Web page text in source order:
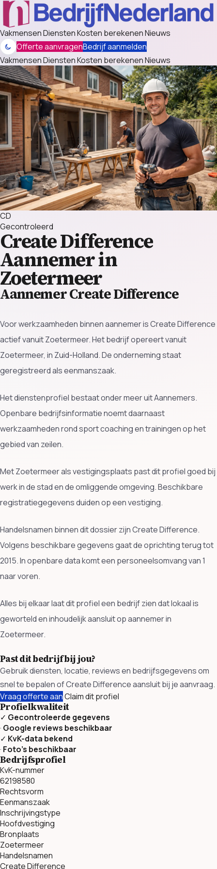
VakmensenDienstenKosten berekenenNieuws
Offerte aanvragenBedrijf aanmelden
VakmensenDienstenKosten berekenenNieuws
CD
Gecontroleerd
Create Difference
Aannemer in
Zoetermeer
Aannemer Create Difference
Voor werkzaamheden binnen aannemer is Create Difference
actief vanuit Zoetermeer. Het bedrijf opereert vanuit
Zoetermeer, in Zuid-Holland. De onderneming staat
geregistreerd als eenmanszaak.
Het dienstenprofiel bestaat onder meer uit Aannemers.
Openbare bedrijfsinformatie noemt daarnaast
werkzaamheden rond sport coaching en trainingen op het
gebied van zeilen.
Met Zoetermeer als vestigingsplaats past dit profiel goed bij
werk in de stad en de omliggende omgeving. Beschikbare
registratiegegevens duiden op een vestiging.
Handelsnamen binnen dit dossier zijn Create Difference.
Volgens beschikbare gegevens gaat de oprichting terug tot
2015. In openbare data komt een personeelsomvang van 1
naar voren.
Alles bij elkaar laat dit profiel een bedrijf zien dat lokaal is
geworteld en inhoudelijk aansluit op aannemer in
Zoetermeer.
Past dit bedrijf bij jou?
Gebruik diensten, locatie, reviews en bedrijfsgegevens om
snel te bepalen of Create Difference aansluit bij je aanvraag.
Vraag offerte aanClaim dit profiel
Profielkwaliteit
✓ Gecontroleerde gegevens
· Google reviews beschikbaar
✓ KvK-data bekend
· Foto’s beschikbaar
Bedrijfsprofiel
KvK-nummer
62198580
Rechtsvorm
Eenmanszaak
Inschrijvingstype
Hoofdvestiging
Bronplaats
Zoetermeer
Handelsnamen
Create Difference